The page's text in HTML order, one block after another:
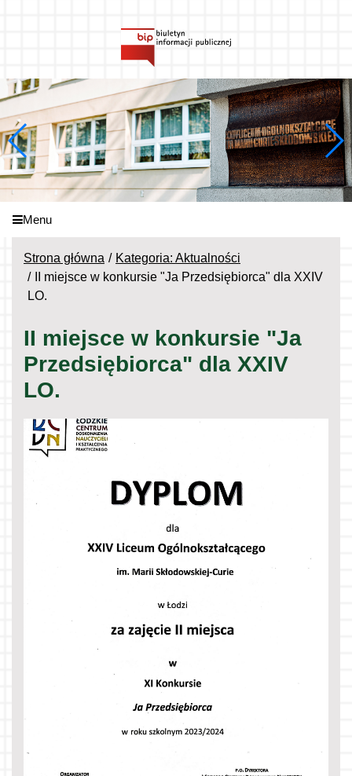
Menu
Strona główna
Kategoria: Aktualności
II miejsce w konkursie "Ja Przedsiębiorca" dla XXIV
LO.
II miejsce w konkursie "Ja
Przedsiębiorca" dla XXIV
LO.